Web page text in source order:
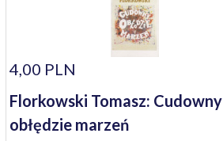
4,00 PLN
Florkowski Tomasz: Cudowny
obłędzie marzeń